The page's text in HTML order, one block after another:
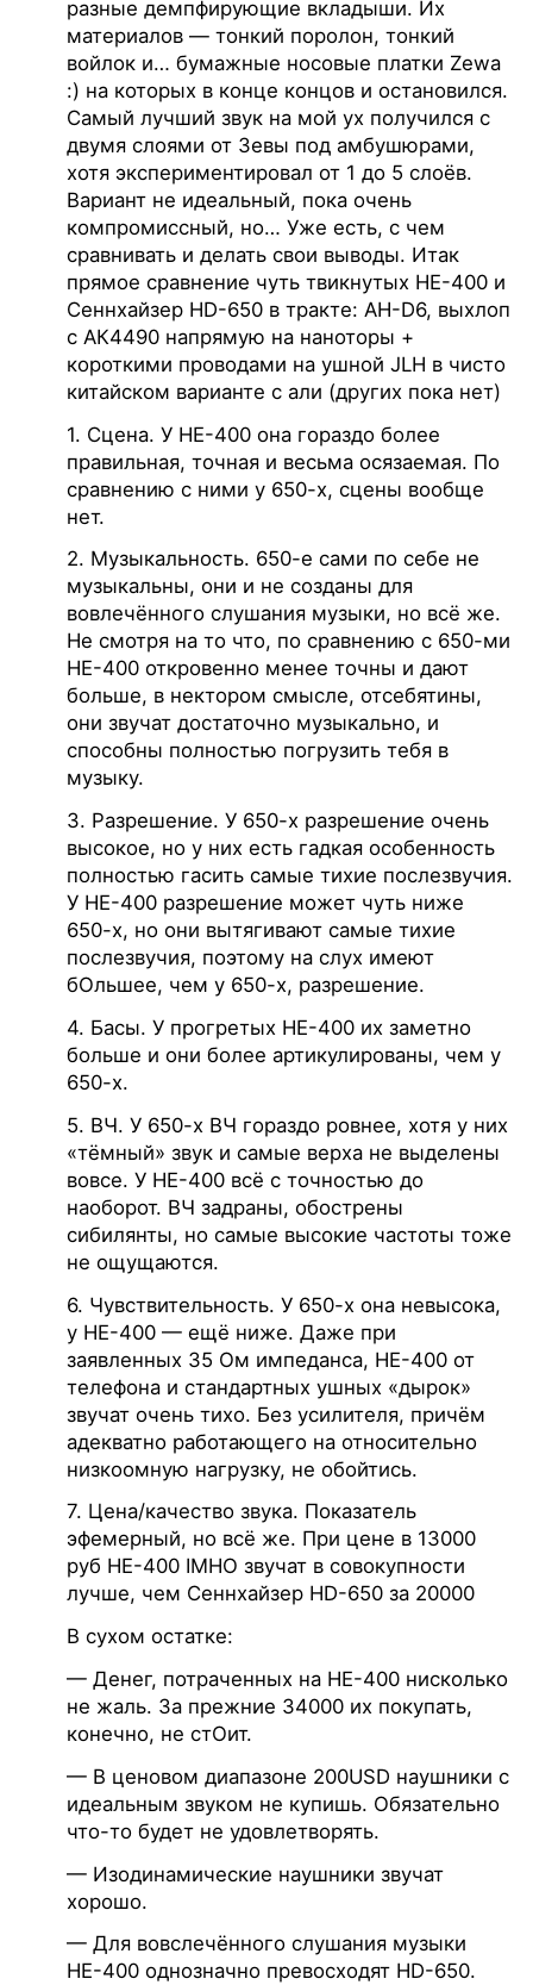
разные демпфирующие вкладыши. Их
материалов — тонкий поролон, тонкий
войлок и… бумажные носовые платки Zewa
:) на которых в конце концов и остановился.
Самый лучший звук на мой ух получился с
двумя слоями от Зевы под амбушюрами,
хотя экспериментировал от 1 до 5 слоёв.
Вариант не идеальный, пока очень
компромиссный, но… Уже есть, с чем
сравнивать и делать свои выводы. Итак
прямое сравнение чуть твикнутых НЕ-400 и
Сеннхайзер HD-650 в тракте: AH-D6, выхлоп
с АК4490 напрямую на наноторы +
короткими проводами на ушной JLH в чисто
китайском варианте с али (других пока нет)
1. Сцена. У НЕ-400 она гораздо более
правильная, точная и весьма осязаемая. По
сравнению с ними у 650-х, сцены вообще
нет.
2. Музыкальность. 650-е сами по себе не
музыкальны, они и не созданы для
вовлечённого слушания музыки, но всё же.
Не смотря на то что, по сравнению с 650-ми
НЕ-400 откровенно менее точны и дают
больше, в нектором смысле, отсебятины,
они звучат достаточно музыкально, и
способны полностью погрузить тебя в
музыку.
3. Разрешение. У 650-х разрешение очень
высокое, но у них есть гадкая особенность
полностью гасить самые тихие послезвучия.
У НЕ-400 разрешение может чуть ниже
650-х, но они вытягивают самые тихие
послезвучия, поэтому на слух имеют
бОльшее, чем у 650-х, разрешение.
4. Басы. У прогретых НЕ-400 их заметно
больше и они более артикулированы, чем у
650-х.
5. ВЧ. У 650-х ВЧ гораздо ровнее, хотя у них
«тёмный» звук и самые верха не выделены
вовсе. У НЕ-400 всё с точностью до
наоборот. ВЧ задраны, обострены
сибилянты, но самые высокие частоты тоже
не ощущаются.
6. Чувствительность. У 650-х она невысока,
у НЕ-400 — ещё ниже. Даже при
заявленных 35 Ом импеданса, НЕ-400 от
телефона и стандартных ушных «дырок»
звучат очень тихо. Без усилителя, причём
адекватно работающего на относительно
низкоомную нагрузку, не обойтись.
7. Цена/качество звука. Показатель
эфемерный, но всё же. При цене в 13000
руб НЕ-400 IMHO звучат в совокупности
лучше, чем Сеннхайзер HD-650 за 20000
В сухом остатке:
— Денег, потраченных на НЕ-400 нисколько
не жаль. За прежние 34000 их покупать,
конечно, не стОит.
— В ценовом диапазоне 200USD наушники с
идеальным звуком не купишь. Обязательно
что-то будет не удовлетворять.
— Изодинамические наушники звучат
хорошо.
— Для вовслечённого слушания музыки
НЕ-400 однозначно превосходят HD-650.